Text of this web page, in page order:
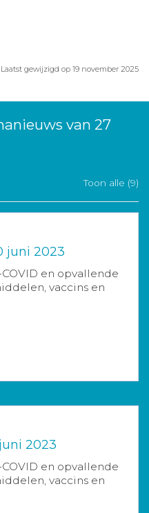
Laatst gewijzigd op 19 november 2025
van 27
Toon alle (9)
juni 2023
en opvallende
vaccins en
2023
en opvallende
vaccins en